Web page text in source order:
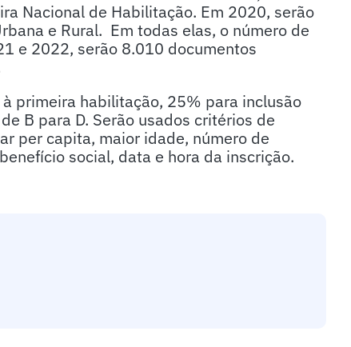
Nacional de Habilitação. Em 2020, serão
e Rural. Em todas elas, o número de
e 2022, serão 8.010 documentos
primeira habilitação, 25% para inclusão
B para D. Serão usados critérios de
per capita, maior idade, número de
social, data e hora da inscrição.